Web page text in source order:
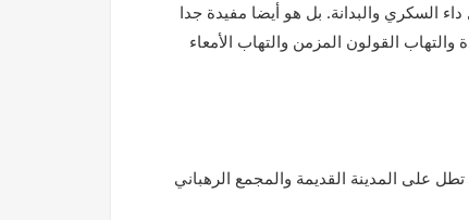
السكري والبدانة. بل هو أيضا مفيدة جدا
القولون المزمن والتهاب الأمعاء
على المدينة القديمة والمجمع الرهباني